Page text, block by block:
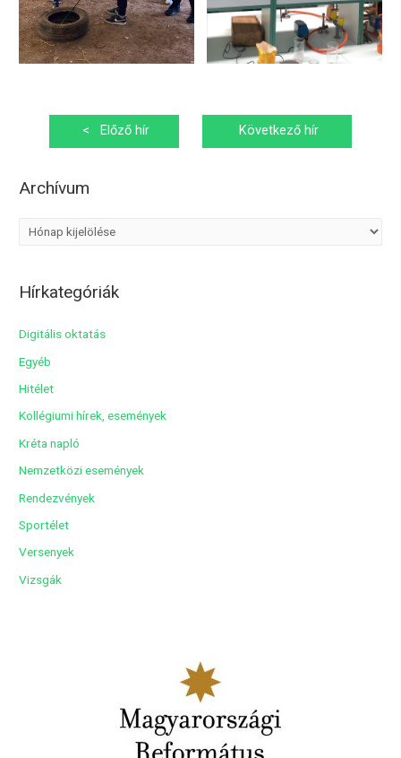
Bejegyzés
navigáció
< Előző hír
Következő hír
Archívum
hHírkategóriák
Digitális oktatás
Egyéb
Hitélet
Kollégiumi hírek, események
Kréta napló
Nemzetközi események
Rendezvények
Sportélet
Versenyek
Vizsgák